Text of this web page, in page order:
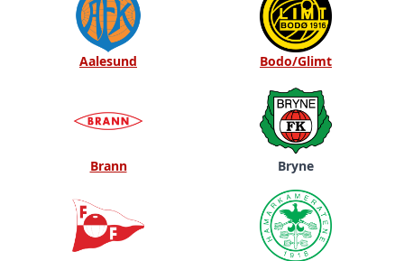
Aalesund Bodo/Glimt
Brann Bryne